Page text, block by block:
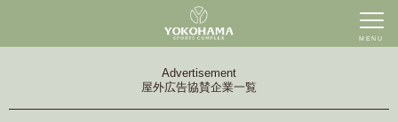
MENU
Advertisement
屋外広告協賛企業一覧